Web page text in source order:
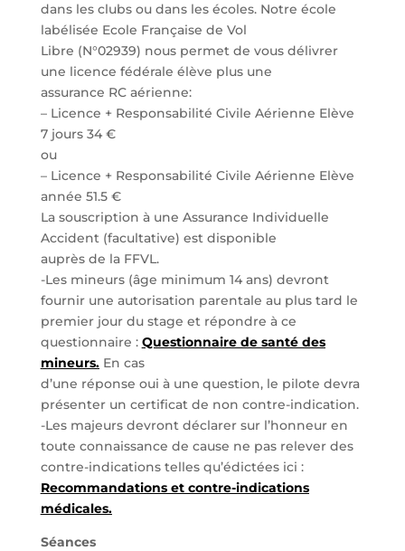
dans les clubs ou dans les écoles. Notre école
labélisée Ecole Française de Vol
Libre (N°02939) nous permet de vous délivrer
une licence fédérale élève plus une
assurance RC aérienne:
– Licence + Responsabilité Civile Aérienne Elève
7 jours 34 €
ou
– Licence + Responsabilité Civile Aérienne Elève
année 51.5 €
La souscription à une Assurance Individuelle
Accident (facultative) est disponible
auprès de la FFVL.
-Les mineurs (âge minimum 14 ans) devront
fournir une autorisation parentale au plus tard le
premier jour du stage et répondre à ce
questionnaire : Questionnaire de santé des
mineurs.En cas
d’une réponse oui à une question, le pilote devra
présenter un certificat de non contre-indication.
-Les majeurs devront déclarer sur l’honneur en
toute connaissance de cause ne pas relever des
contre-indications telles qu’édictées ici :
Recommandations et contre-indications
médicales.
Séances